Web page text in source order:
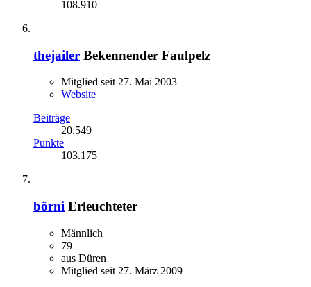
108.910
thejailer Bekennender Faulpelz
Mitglied seit 27. Mai 2003
Website
Beiträge
20.549
Punkte
103.175
börni Erleuchteter
Männlich
79
aus Düren
Mitglied seit 27. März 2009